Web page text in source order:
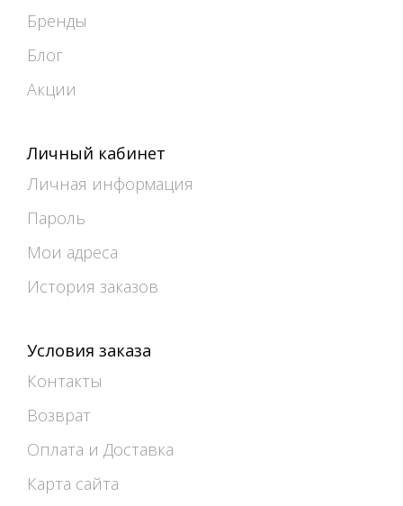
Бренды
Блог
Акции
Личный кабинет
Личная информация
Пароль
Мои адреса
История заказов
Условия заказа
Контакты
Возврат
Оплата и Доставка
Карта сайта